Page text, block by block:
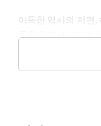
아득한 역사의 저편
들은 입에서 입으로